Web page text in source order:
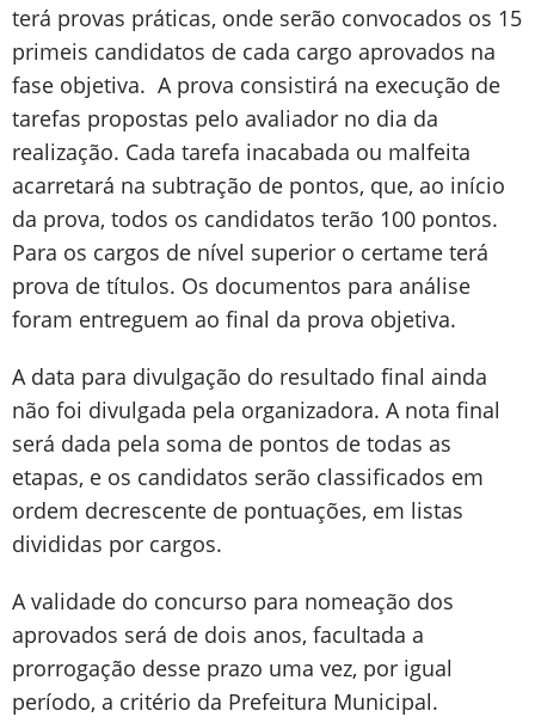
terá provas práticas, onde serão convocados os 15
primeis candidatos de cada cargo aprovados na
fase objetiva. A prova consistirá na execução de
tarefas propostas pelo avaliador no dia da
realização. Cada tarefa inacabada ou malfeita
acarretará na subtração de pontos, que, ao início
da prova, todos os candidatos terão 100 pontos.
Para os cargos de nível superior o certame terá
prova de títulos. Os documentos para análise
foram entreguem ao final da prova objetiva.
A data para divulgação do resultado final ainda
não foi divulgada pela organizadora. A nota final
será dada pela soma de pontos de todas as
etapas, e os candidatos serão classificados em
ordem decrescente de pontuações, em listas
divididas por cargos.
A validade do concurso para nomeação dos
aprovados será de dois anos, facultada a
prorrogação desse prazo uma vez, por igual
período, a critério da Prefeitura Municipal.